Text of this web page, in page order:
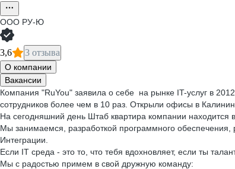
ООО РУ-Ю
3,6 3 отзыва
О компании
Вакансии
Компания "RuYou" заявила о себе на рынке IT-услуг в
сотрудников более чем в 10 раз. Открыли офисы в
На сегодняшний день Штаб квартира компании находится
Мы занимаемся, разработкой программного
Интеграции.
Если IT среда - это то, что тебя вдохновляет, если ты
Мы с радостью примем в свой дружную команду: